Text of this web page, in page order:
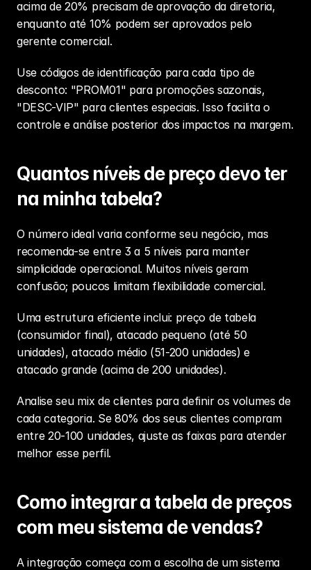
acima de 20% precisam de aprovação da diretoria,
enquanto até 10% podem ser aprovados pelo
gerente comercial.
Use códigos de identificação para cada tipo de
desconto: "PROM01" para promoções sazonais,
"DESC-VIP" para clientes especiais. Isso facilita o
controle e análise posterior dos impactos na margem.
Quantos níveis de preço devo ter
na minha tabela?
O número ideal varia conforme seu negócio, mas
recomenda-se entre 3 a 5 níveis para manter
simplicidade operacional. Muitos níveis geram
confusão; poucos limitam flexibilidade comercial.
Uma estrutura eficiente inclui: preço de tabela
(consumidor final), atacado pequeno (até 50
unidades), atacado médio (51-200 unidades) e
atacado grande (acima de 200 unidades).
Analise seu mix de clientes para definir os volumes de
cada categoria. Se 80% dos seus clientes compram
entre 20-100 unidades, ajuste as faixas para atender
melhor esse perfil.
Como integrar a tabela de preços
com meu sistema de vendas?
A integração começa com a escolha de um sistema